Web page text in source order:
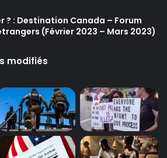
? : Destination Canada – Forum
(Février 2023 – Mars 2023)
modifiés